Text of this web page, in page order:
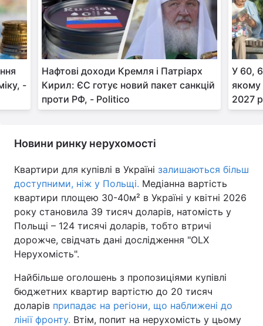
-
Нафтові доходи Кремля і Патріарх
Кирил: ЄС готує новий пакет санкцій
проти РФ, - Politico
У 60,
якому
2027
Новини ринку нерухомості
Квартири для купівлі в Україні залишаються більш
доступними, ніж у Польщі. Медіанна вартість
квартири площею 30-40м² в Україні у квітні 2026
року становила 39 тисяч доларів, натомість у
Польщі – 124 тисячі доларів, тобто втричі
дорожче, свідчать дані дослідження "OLX
Нерухомість".
Найбільше оголошень з пропозиціями купівлі
бюджетних квартир вартістю до 20 тисяч
доларів припадає на регіони, що наближені до
лінії фронту. Втім, попит на нерухомість у цьому